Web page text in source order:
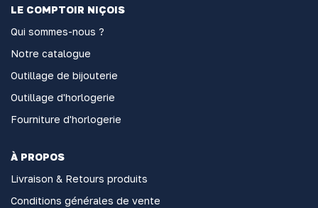
LE COMPTOIR NIÇOIS
Qui sommes-nous ?
Notre catalogue
Outillage de bijouterie
Outillage d'horlogerie
Fourniture d'horlogerie
À PROPOS
Livraison & Retours produits
Conditions générales de vente